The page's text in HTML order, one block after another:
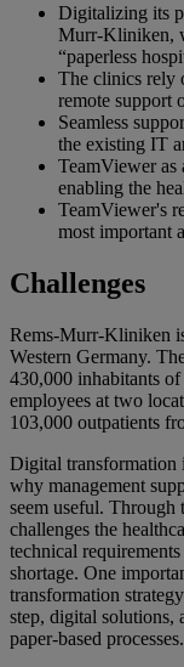
Digitalizing its
Murr-Kliniken,
“paperless
The clinics rely
remote support
Seamless
the existing IT
TeamViewer as
enabling the
TeamViewer's
most important
Challenges
Rems-Murr-Kliniken
Western Germany.
430,000 inhabitants
employees at two
103,000 outpatients
Digital transformation
why management
seem useful.
challenges the
technical
shortage. One
transformation
step, digital solutions,
paper-based processes.